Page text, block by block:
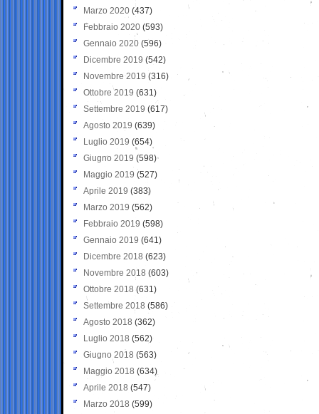
Marzo 2020 (437)
Febbraio 2020 (593)
Gennaio 2020 (596)
Dicembre 2019 (542)
Novembre 2019 (316)
Ottobre 2019 (631)
Settembre 2019 (617)
Agosto 2019 (639)
Luglio 2019 (654)
Giugno 2019 (598)
Maggio 2019 (527)
Aprile 2019 (383)
Marzo 2019 (562)
Febbraio 2019 (598)
Gennaio 2019 (641)
Dicembre 2018 (623)
Novembre 2018 (603)
Ottobre 2018 (631)
Settembre 2018 (586)
Agosto 2018 (362)
Luglio 2018 (562)
Giugno 2018 (563)
Maggio 2018 (634)
Aprile 2018 (547)
Marzo 2018 (599)